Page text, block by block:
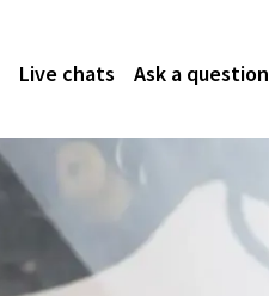
Live chats Ask a question